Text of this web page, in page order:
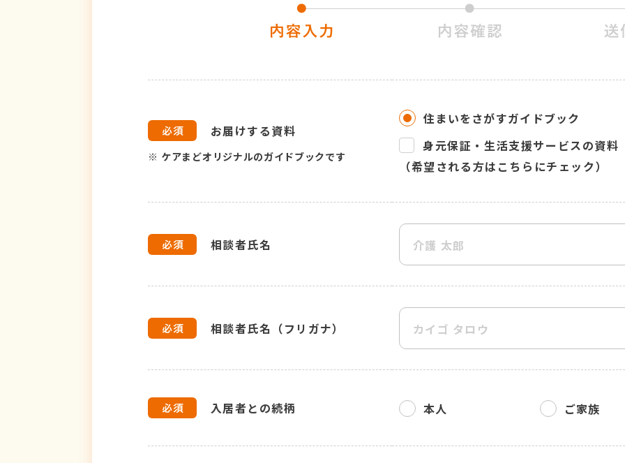
お届けする資料
※ ケアまどオリジナルのガイドブックです
住まいをさがすガイドブック
身元保証・生活支援サービスの資料
（希望される方はこちらにチェック）
相談者氏名
相談者氏名（フリガナ）
入居者との続柄 本人 ご家族